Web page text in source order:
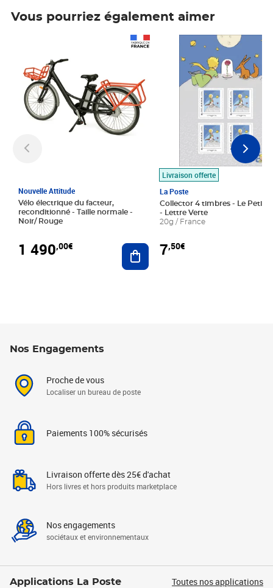
Vous pourriez également aimer
Nouvelle Attitude
Vélo électrique du facteur,
reconditionné - Taille normale -
Noir/ Rouge
1 490,00€ Ajouter au panier
Livraison offerte
La Poste
Collector 4 timbres - Le Petit
- Lettre Verte
20g / France
7,50€
Prix 7,50€
Nos Engagements
Proche de vous
Localiser un bureau de poste
Paiements 100% sécurisés
Livraison offerte dès 25€ d'achat
Hors livres et hors produits marketplace
Nos engagements
sociétaux et environnementaux
Applications La Poste Toutes nos applications